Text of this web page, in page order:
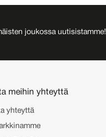
joukossa uutisistamme!
meihin yhteyttä
yhteyttä